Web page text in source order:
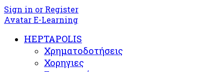
Sign in or Register
Avatar E-Learning
HEPTAPOLIS
Χρηματοδοτήσεις
Χορηγιες